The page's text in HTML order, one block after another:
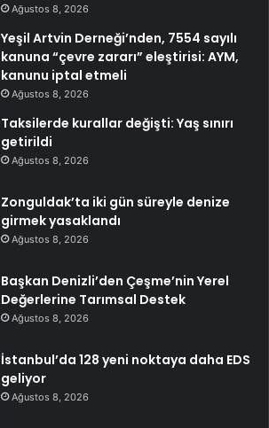
Ağustos 8, 2026
Yeşil Artvin Derneği’nden, 7554 sayılı
kanuna “çevre zararı” eleştirisi: AYM,
kanunu iptal etmeli
Ağustos 8, 2026
Taksilerde kurallar değişti: Yaş sınırı
getirildi
Ağustos 8, 2026
Zonguldak’ta iki gün süreyle denize
girmek yasaklandı
Ağustos 8, 2026
Başkan Denizli’den Çeşme’nin Yerel
Değerlerine Tarımsal Destek
Ağustos 8, 2026
İstanbul’da 128 yeni noktaya daha EDS
geliyor
Ağustos 8, 2026